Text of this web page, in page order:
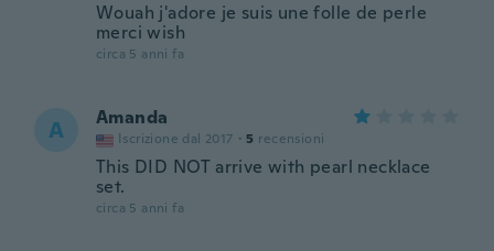
Wouah j'adore je suis une folle de perle
merci wish
circa 5 anni fa
A Amanda
Iscrizione dal 2017 · 5 recensioni
This DID NOT arrive with pearl necklace
set.
circa 5 anni fa